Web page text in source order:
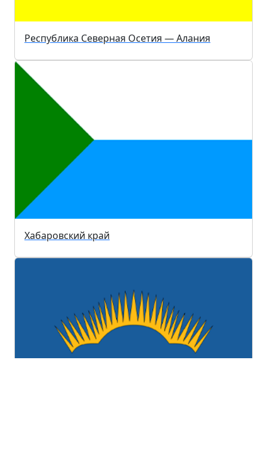
Республика Северная Осетия — Алания
Хабаровский край